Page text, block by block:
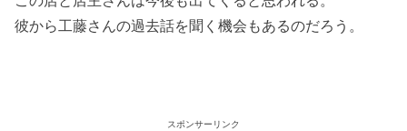
彼から工藤さんの過去話を聞く機会もあるのだろう。
スポンサーリンク